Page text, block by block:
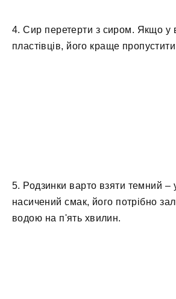
4. Сир перетерти з сиром. Якщо у
пластівців, його краще
5. Родзинки варто взяти темний –
насичений смак, його потрібно
водою на п'ять хвилин.